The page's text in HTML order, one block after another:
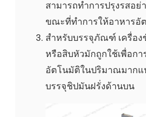
สามารถทำการปรุงรสอย่
ขณะที่ทำการให้อาหารอั
สำหรับบรรจุภัณฑ์ เครื่อง
หรือสิบหัวมักถูกใช้เพื่อกา
อัตโนมัติในปริมาณมากแ
บรรจุชิปมันฝรั่งด้านบน